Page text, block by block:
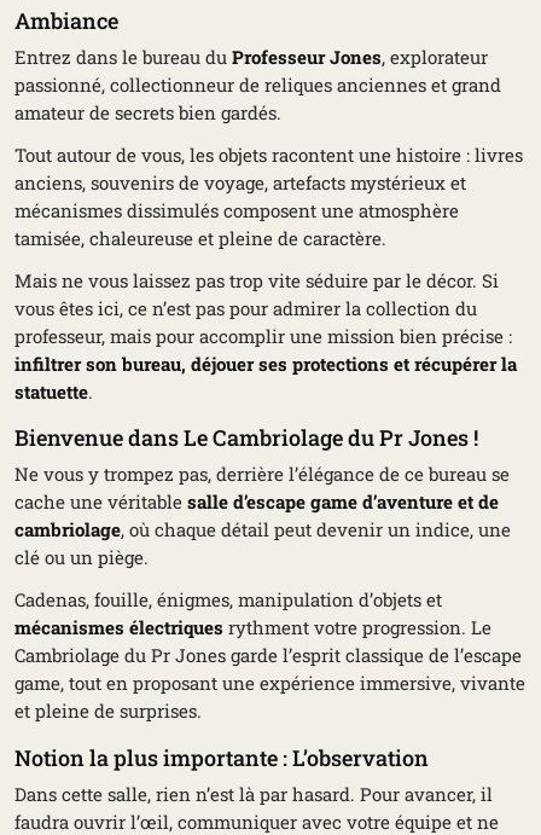
Ambiance
Entrez dans le bureau du Professeur Jones, explorateur
passionné, collectionneur de reliques anciennes et grand
amateur de secrets bien gardés.
Tout autour de vous, les objets racontent une histoire : livres
anciens, souvenirs de voyage, artefacts mystérieux et
mécanismes dissimulés composent une atmosphère
tamisée, chaleureuse et pleine de caractère.
Mais ne vous laissez pas trop vite séduire par le décor. Si
vous êtes ici, ce n’est pas pour admirer la collection du
professeur, mais pour accomplir une mission bien précise :
infiltrer son bureau, déjouer ses protections et récupérer la
statuette.
Bienvenue dans Le Cambriolage du Pr Jones !
Ne vous y trompez pas, derrière l’élégance de ce bureau se
cache une véritable salle d’escape game d’aventure et de
cambriolage, où chaque détail peut devenir un indice, une
clé ou un piège.
Cadenas, fouille, énigmes, manipulation d’objets et
mécanismes électriques rythment votre progression. Le
Cambriolage du Pr Jones garde l’esprit classique de l’escape
game, tout en proposant une expérience immersive, vivante
et pleine de surprises.
Notion la plus importante : L’observation
Dans cette salle, rien n’est là par hasard. Pour avancer, il
faudra ouvrir l’œil, communiquer avec votre équipe et ne